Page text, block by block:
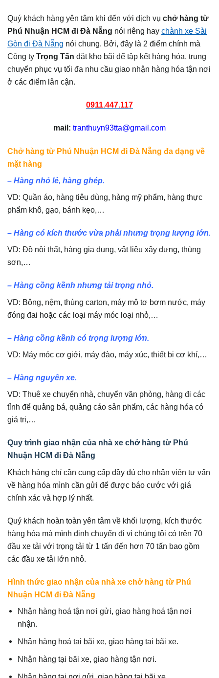
Quý khách hàng yên tâm khi đến với dịch vụ chở hàng từ
Phú Nhuận HCM đi Đà Nẵng nói riêng hay chành xe Sài
Gòn đi Đà Nẵng nói chung. Bởi, đây là 2 điểm chính mà
Công ty Trọng Tấn đặt kho bãi để tập kết hàng hóa, trung
chuyển phục vụ tối đa nhu cầu giao nhận hàng hóa tận nơi
ở các điểm lân cận.
0911.447.117
mail: tranthuyn93tta@gmail.com
Chở hàng từ Phú Nhuận HCM đi Đà Nẵng đa dạng về
mặt hàng
– Hàng nhỏ lẻ, hàng ghép.
VD: Quần áo, hàng tiêu dùng, hàng mỹ phẩm, hàng thực
phẩm khô, gạo, bánh kẹo,…
– Hàng có kích thước vừa phải nhưng trọng lượng lớn.
VD: Đồ nội thất, hàng gia dụng, vật liệu xây dựng, thùng
sơn,…
– Hàng cồng kềnh nhưng tải trọng nhỏ.
VD: Bông, nệm, thùng carton, máy mô tơ bơm nước, máy
đóng đai hoặc các loại máy móc loại nhỏ,…
– Hàng cồng kềnh có trọng lượng lớn.
VD: Máy móc cơ giới, máy đào, máy xúc, thiết bị cơ khí,…
– Hàng nguyên xe.
VD: Thuê xe chuyển nhà, chuyển văn phòng, hàng đi các
tỉnh để quảng bá, quảng cáo sản phẩm, các hàng hóa có
giá trị,…
Quy trình giao nhận của nhà xe chở hàng từ Phú
Nhuận HCM đi Đà Nẵng
Khách hàng chỉ cần cung cấp đầy đủ cho nhân viên tư vấn
về hàng hóa mình cần gửi để được báo cước với giá
chính xác và hợp lý nhất.
Quý khách hoàn toàn yên tâm về khối lượng, kích thước
hàng hóa mà mình định chuyển đi vì chúng tôi có trên 70
đầu xe tải với trọng tải từ 1 tấn đến hơn 70 tấn bao gồm
các đầu xe tải lớn nhỏ.
Hình thức giao nhận của nhà xe chở hàng từ Phú
Nhuận HCM đi Đà Nẵng
Nhận hàng hoá tận nơi gửi, giao hàng hoá tận nơi
nhận.
Nhận hàng hoá tại bãi xe, giao hàng tại bãi xe.
Nhận hàng tại bãi xe, giao hàng tận nơi.